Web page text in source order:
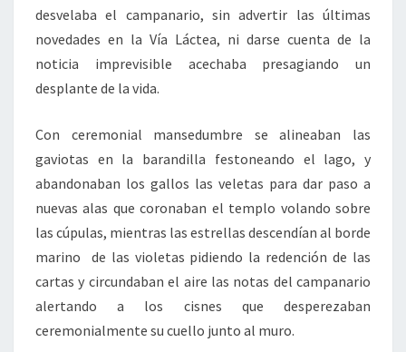
desvelaba el campanario, sin advertir las últimas
novedades en la Vía Láctea, ni darse cuenta de la
noticia imprevisible acechaba presagiando un
desplante de la vida.
Con ceremonial mansedumbre se alineaban las
gaviotas en la barandilla festoneando el lago, y
abandonaban los gallos las veletas para dar paso a
nuevas alas que coronaban el templo volando sobre
las cúpulas, mientras las estrellas descendían al borde
marino de las violetas pidiendo la redención de las
cartas y circundaban el aire las notas del campanario
alertando a los cisnes que desperezaban
ceremonialmente su cuello junto al muro.